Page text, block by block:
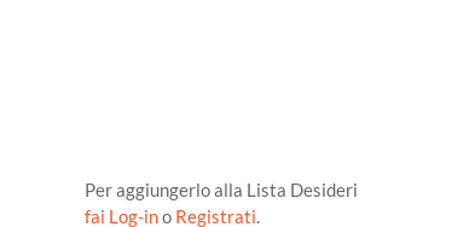
Per aggiungerlo alla Lista Desideri
fai Log-ino Registrati.